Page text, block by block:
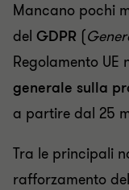
Mancano pochi
del GDPR (
Regolamento UE
generale sulla
a partire dal 25
Tra le principali
rafforzamento